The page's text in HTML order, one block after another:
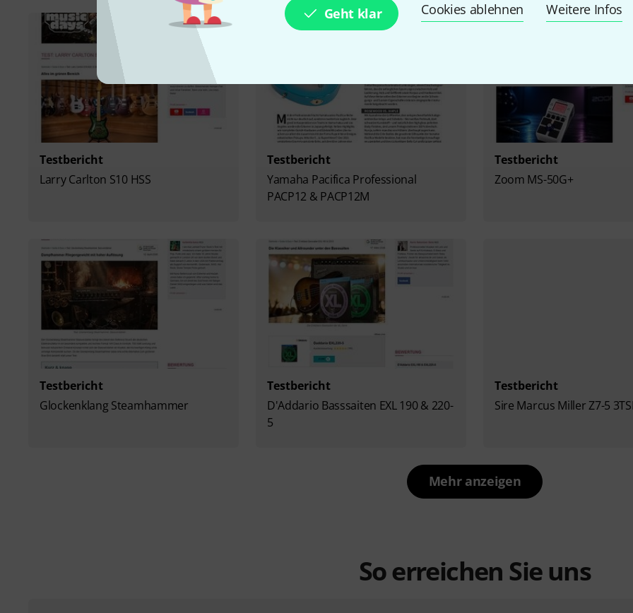
Geht klar Cookies ablehnen Weitere Infos
Testbericht
Larry Carlton S10 HSS
Testbericht
Yamaha Pacifica Professional
PACP12 & PACP12M
Testbericht
Zoom MS-50G+
Testbericht
Glockenklang Steamhammer
Testbericht
D'Addario Basssaiten EXL 190 & 220-
5
Testbericht
Sire Marcus Miller Z7-5
Mehr anzeigen
So erreichen Sie uns